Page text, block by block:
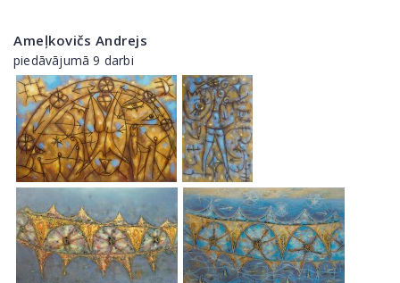
Ameļkovičs Andrejs
piedāvājumā 9 darbi